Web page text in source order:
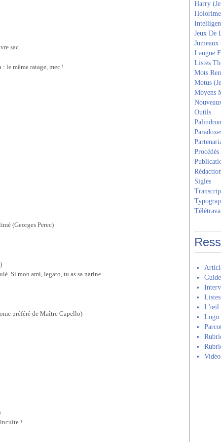
sac
: le même ratage, mec !
(Georges Perec)
Si mon ami, legato, tu as sa narine
préféré de Maître Capello)
inculte !
Harry
Jeux De
Jumeaux
Langue
Listes
Mots
Motus
Moyens
Outils
Sigles
Guide
L'œil
Logo